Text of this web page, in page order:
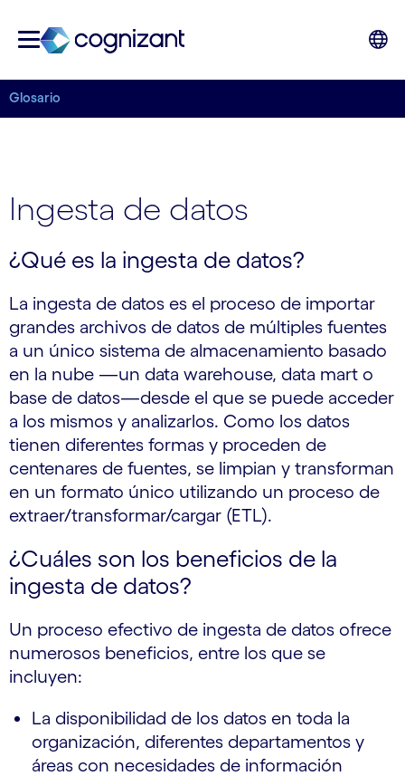
Glosario
Ingesta de datos
¿Qué es la ingesta de datos?
La ingesta de datos es el proceso de importar
grandes archivos de datos de múltiples fuentes
a un único sistema de almacenamiento basado
en la nube —un data warehouse, data mart o
base de datos—desde el que se puede acceder
a los mismos y analizarlos. Como los datos
tienen diferentes formas y proceden de
centenares de fuentes, se limpian y transforman
en un formato único utilizando un proceso de
extraer/transformar/cargar (ETL).
¿Cuáles son los beneficios de la
ingesta de datos?
Un proceso efectivo de ingesta de datos ofrece
numerosos beneficios, entre los que se
incluyen:
La disponibilidad de los datos en toda la
organización, diferentes departamentos y
áreas con necesidades de información